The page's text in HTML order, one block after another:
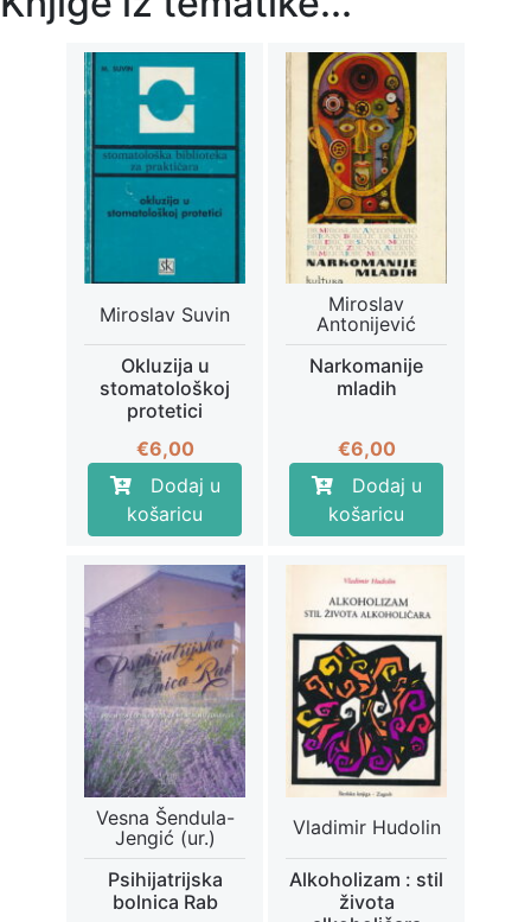
Miroslav Suvin
Okluzija u
stomatološkoj
protetici
€6,00
Dodaj u
košaricu
Miroslav
Antonijević
Narkomanije
mladih
€6,00
Dodaj u
košaricu
Vesna Šendula-
Jengić (ur.)
Psihijatrijska
bolnica Rab
Vladimir Hudolin
Alkoholizam : stil
života